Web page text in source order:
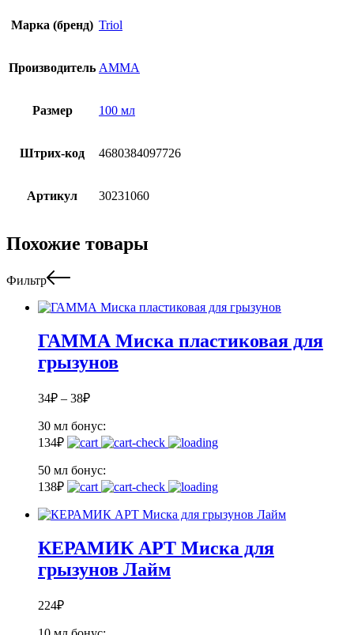
Марка (бренд) Triol
Производитель АММА
Размер 100 мл
Штрих-код 4680384097726
Артикул 30231060
Похожие товары
Фильтр
ГАММА Миска пластиковая для
грызунов
34₽ – 38₽
30 мл бонус:
134₽
50 мл бонус:
138₽
КЕРАМИК АРТ Миска для
грызунов Лайм
224₽